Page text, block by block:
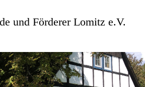
und Förderer Lomitz e.V.